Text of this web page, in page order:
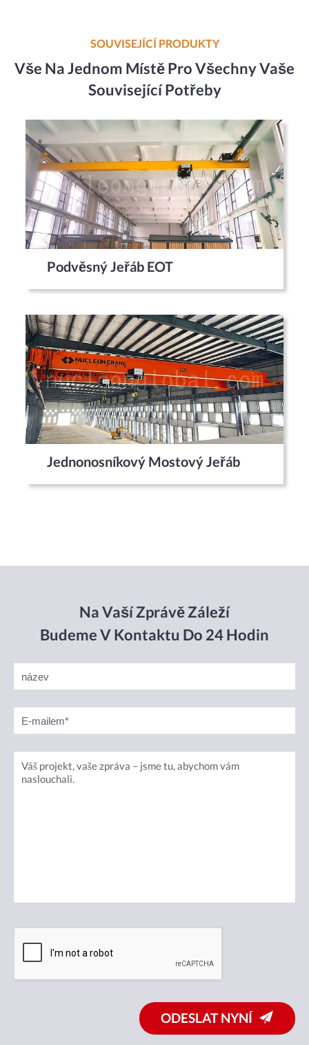
SOUVISEJÍCÍ PRODUKTY
Vše Na Jednom Místě Pro Všechny Vaše
Související Potřeby
Podvěsný Jeřáb EOT
Jednonosníkový Mostový Jeřáb
Na Vaší Zprávě Záleží
Budeme V Kontaktu Do 24 Hodin
ODESLAT NYNÍ